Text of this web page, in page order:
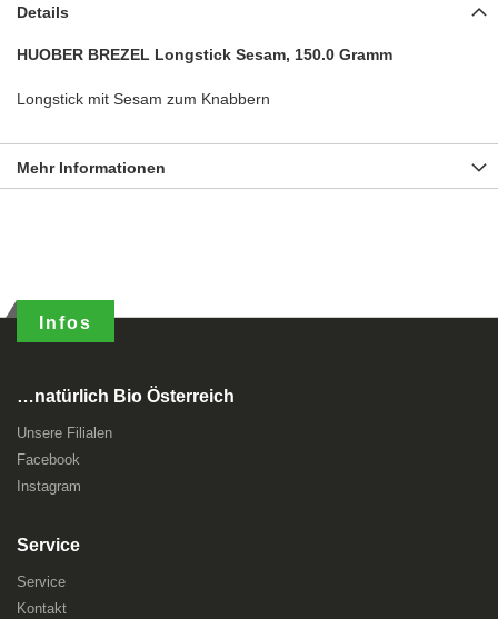
Details
HUOBER BREZEL Longstick Sesam, 150.0 Gramm
Longstick mit Sesam zum Knabbern
Mehr Informationen
Infos
…natürlich Bio Österreich
Unsere Filialen
Facebook
Instagram
Service
Service
Kontakt